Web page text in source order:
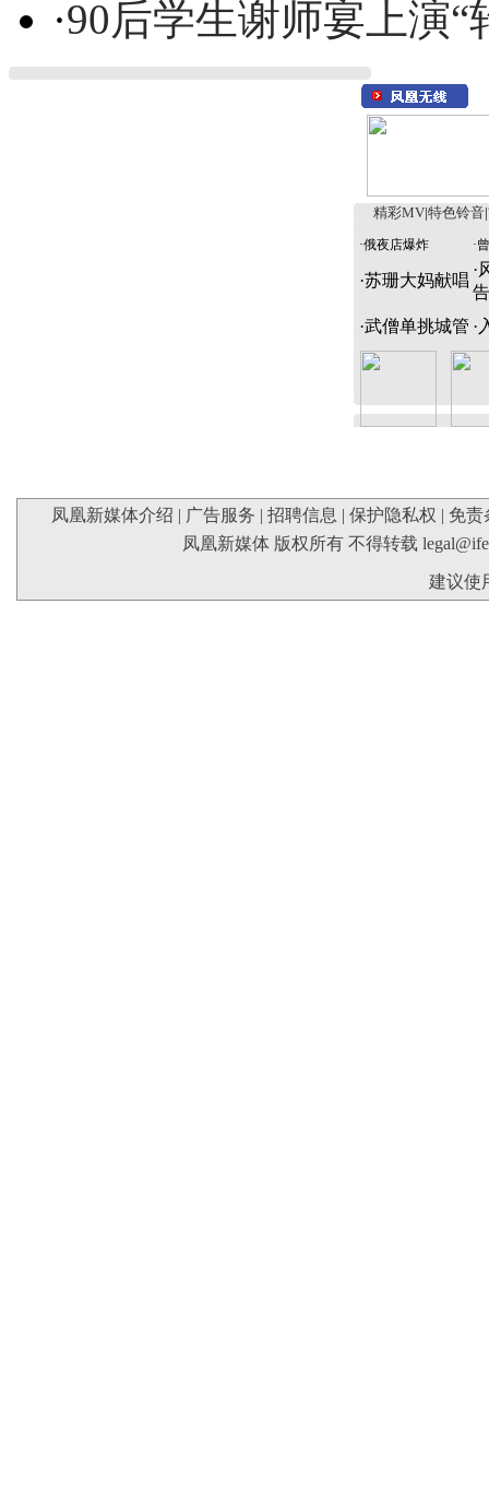
·90后学生谢师宴上演“
精彩MV 特色铃音
·俄夜店爆炸 ·
·苏珊大妈献唱
·
告
·武僧单挑城管 ·
凤凰新媒体介绍 | 广告服务 | 招聘信息 | 保护隐私权 | 免责
凤凰新媒体 版权所有 不得转载
建议使